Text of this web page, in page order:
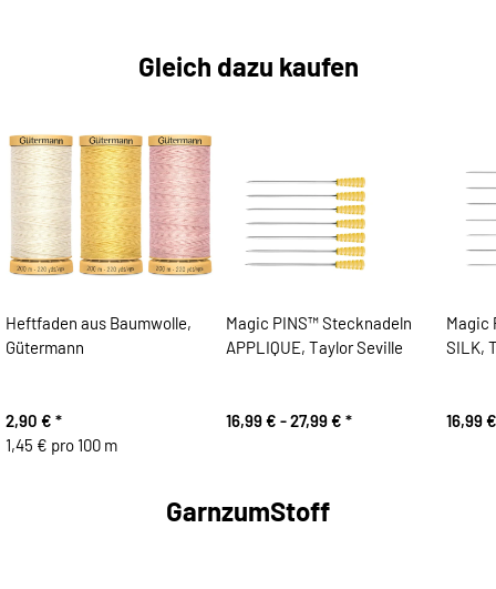
Gleich dazu kaufen
Heftfaden aus Baumwolle,
Gütermann
2,90 € *
1,45 € pro 100 m
Magic PINS™ Stecknadeln
APPLIQUE, Taylor Seville
16,99 € -27,99 € *
Magic
SILK,
16,99
GarnzumStoff